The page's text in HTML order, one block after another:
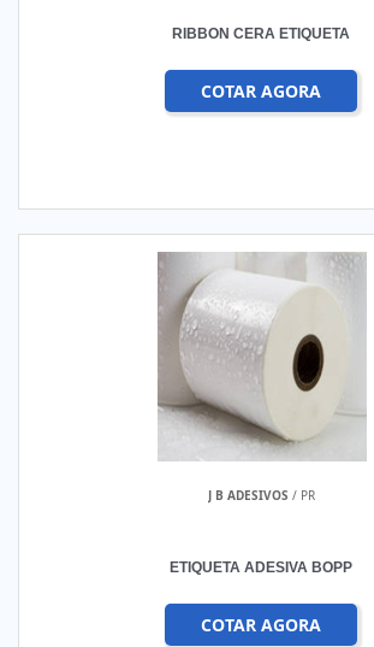
RIBBON CERA ETIQUETA
COTAR AGORA
J B ADESIVOS / PR
ETIQUETA ADESIVA BOPP
COTAR AGORA